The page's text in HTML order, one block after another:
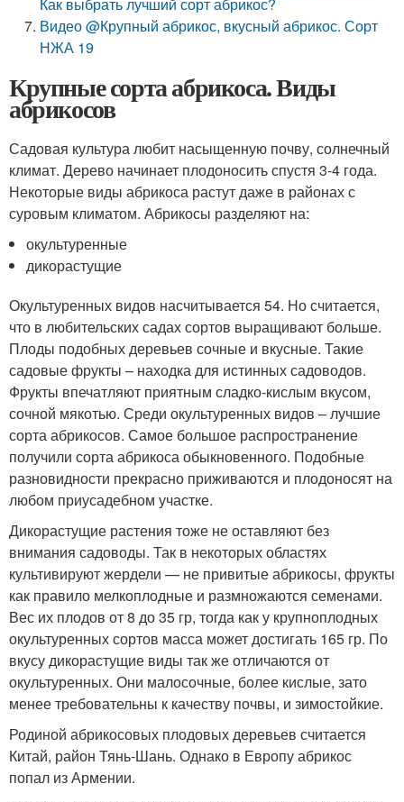
Видео @Крупный абрикос, вкусный абрикос. Сорт
НЖА 19
Крупные сорта абрикоса. Виды
абрикосов
Садовая культура любит насыщенную почву, солнечный
климат. Дерево начинает плодоносить спустя 3-4 года.
Некоторые виды абрикоса растут даже в районах с
суровым климатом. Абрикосы разделяют на:
окультуренные
дикорастущие
Окультуренных видов насчитывается 54. Но считается,
что в любительских садах сортов выращивают больше.
Плоды подобных деревьев сочные и вкусные. Такие
садовые фрукты – находка для истинных садоводов.
Фрукты впечатляют приятным сладко-кислым вкусом,
сочной мякотью. Среди окультуренных видов – лучшие
сорта абрикосов. Самое большое распространение
получили сорта абрикоса обыкновенного. Подобные
разновидности прекрасно приживаются и плодоносят на
любом приусадебном участке.
Дикорастущие растения тоже не оставляют без
внимания садоводы. Так в некоторых областях
культивируют жердели — не привитые абрикосы, фрукты
как правило мелкоплодные и размножаются семенами.
Вес их плодов от 8 до 35 гр, тогда как у крупноплодных
окультуренных сортов масса может достигать 165 гр. По
вкусу дикорастущие виды так же отличаются от
окультуренных. Они малосочные, более кислые, зато
менее требовательны к качеству почвы, и зимостойкие.
Родиной абрикосовых плодовых деревьев считается
Китай, район Тянь-Шань. Однако в Европу абрикос
попал из Армении.